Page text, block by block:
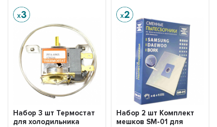
Набор 3 шт Термостат
для холодильника
Набор 2 шт Комплект
мешков SM-01 для